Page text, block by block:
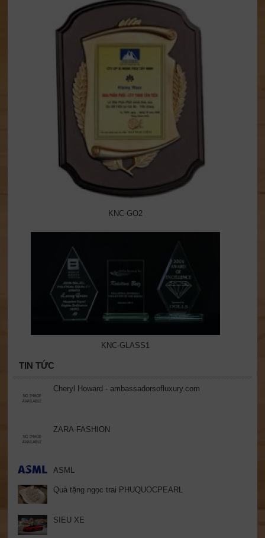
KNC-GO2
KNC-GLASS1
TIN TỨC
Cheryl Howard - ambassadorsofluxury.com
ZARA-FASHION
ASML
Quà tặng ngọc trai PHUQUOCPEARL
SIEU XE